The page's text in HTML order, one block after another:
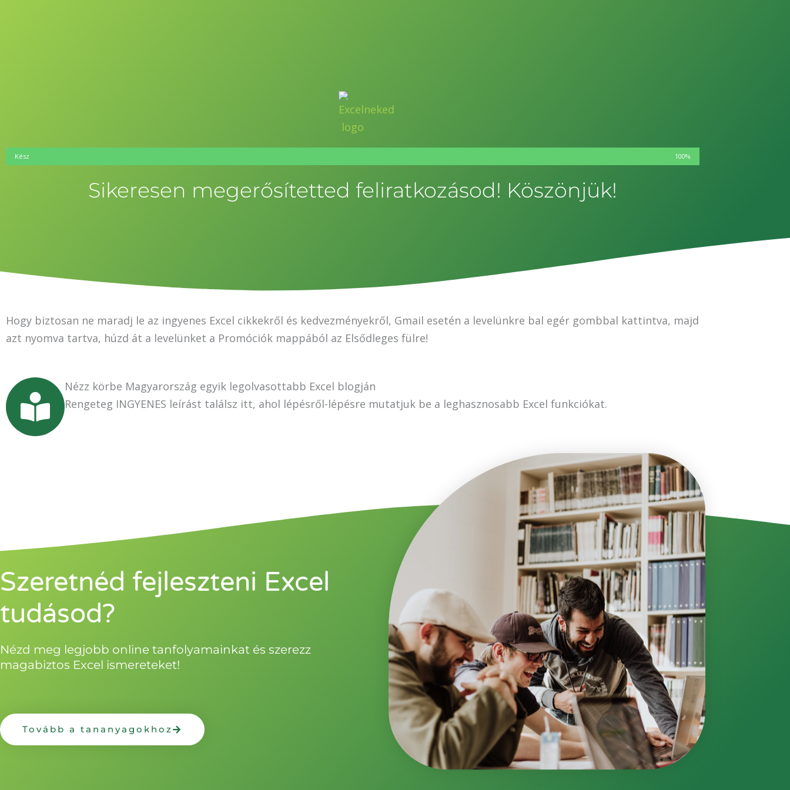
Kész 100%
Sikeresen megerősítetted feliratkozásod! Köszönjük!
Hogy biztosan ne maradj le az ingyenes Excel cikkekről és kedvezményekről, Gmail esetén a levelünkre bal egér gombbal kattintva, majd
azt nyomva tartva, húzd át a levelünket a Promóciók mappából az Elsődleges fülre!
Nézz körbe Magyarország egyik legolvasottabb Excel blogján
Rengeteg INGYENES leírást találsz itt, ahol lépésről-lépésre mutatjuk be a leghasznosabb Excel funkciókat.
Szeretnéd fejleszteni Excel
tudásod?
Nézd meg legjobb online tanfolyamainkat és szerezz
magabiztos Excel ismereteket!
Tovább a tananyagokhoz